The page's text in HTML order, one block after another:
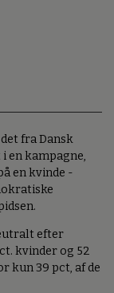
fra Dansk
en kampagne,
en kvinde -
efter
kvinder og 52
kun 39 pct, af de